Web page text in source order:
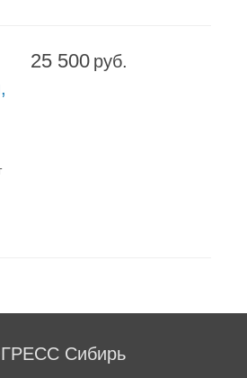
25 500 руб.
Сибирь